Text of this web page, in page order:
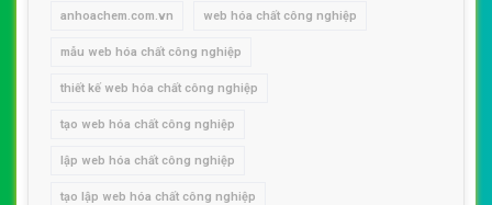
anhoachem.com.vn web hóa chất công nghiệp
mẫu web hóa chất công nghiệp
thiết kế web hóa chất công nghiệp
tạo web hóa chất công nghiệp
lập web hóa chất công nghiệp
tạo lập web hóa chất công nghiệp